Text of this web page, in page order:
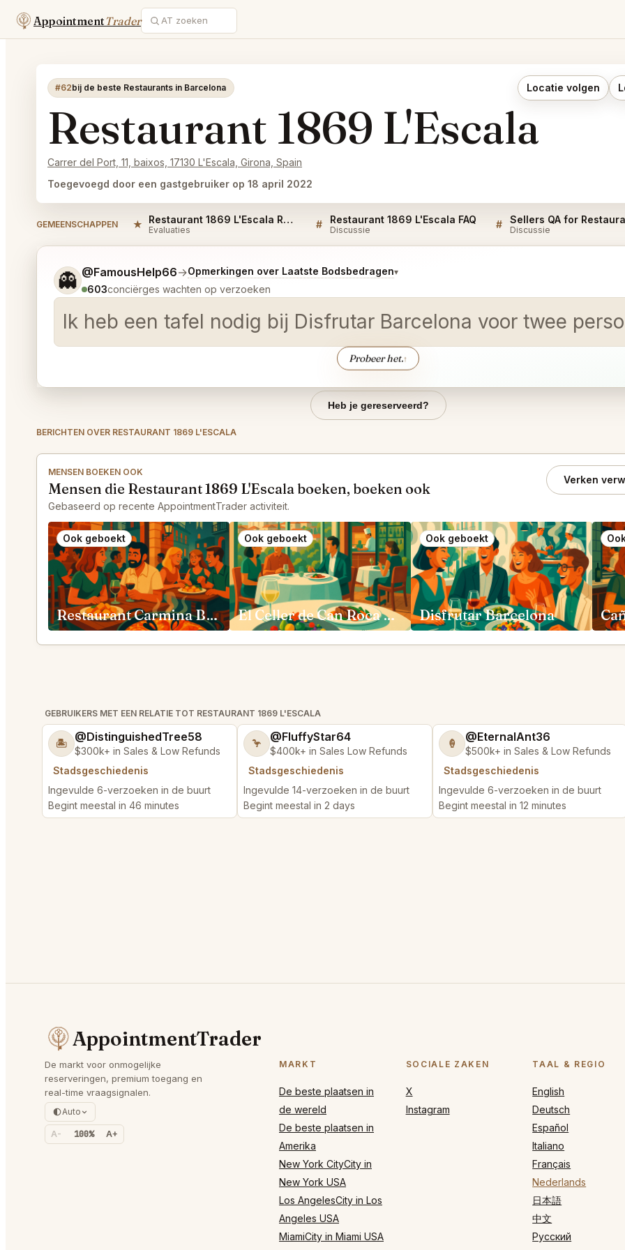
AppointmentTrader
#62bij de beste Restaurants in Barcelona Locatie volgen
Restaurant 1869 L'Escala
Carrer del Port, 11, baixos, 17130 L'Escala, Girona, Spain
Toegevoegd door een gastgebruiker op 18 april 2022
GEMEENSCHAPPEN ★ Restaurant 1869 L'Escala Reviews
Evaluaties # Restaurant 1869 L'Escala FAQ
Discussie # Discussie
👻 @FamousHelp66→Opmerkingen over Laatste Bodsbedragen▾
603conciërges wachten op verzoeken
Ik heb een tafel nodig bij Disfrutar Barcelona voor twee
Probeer het.↑
Vertel me wat je wilt.
Heb je gereserveerd?
BERICHTEN OVER RESTAURANT 1869 L'ESCALA
MENSEN BOEKEN OOK
Mensen die Restaurant 1869 L'Escala boeken, boeken ook
Gebaseerd op recente AppointmentTrader activiteit.
Verken
Ook geboekt
Restaurant Carmina Barcelona
Ook geboekt
El Celler de Can Roca Girona
Ook geboekt
Disfrutar Barcelona
GEBRUIKERS MET EEN RELATIE TOT RESTAURANT 1869 L'ESCALA
🏝️ @DistinguishedTree58
$300k+ in Sales & Low Refunds
Stadsgeschiedenis
Ingevulde 6-verzoeken in de buurt
Begint meestal in 46 minutes
🦩 @FluffyStar64
$400k+ in Sales Low Refunds
Stadsgeschiedenis
Ingevulde 14-verzoeken in de buurt
Begint meestal in 2 days
🍦 @EternalAnt36
$500k+ in Sales & Low Refunds
Stadsgeschiedenis
Ingevulde 6-verzoeken in de buurt
Begint meestal in 12 minutes
AppointmentTrader
De markt voor onmogelijke
reserveringen, premium toegang en
real-time vraagsignalen.
Auto
A- 100% A+
MARKT
De beste plaatsen in
de wereld
De beste plaatsen in
Amerika
New York CityCity in
New York USA
Los AngelesCity in Los
Angeles USA
MiamiCity in Miami USA
SOCIALE ZAKEN
X
Instagram
TAAL & REGIO
English
Deutsch
Español
Italiano
Français
Nederlands
日本語
中文
Русский